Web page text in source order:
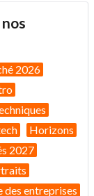
2026
Horizons
2027
des entreprises